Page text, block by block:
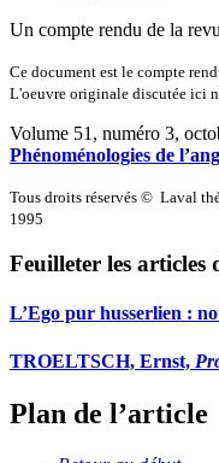
Un compte rendu de la
Ce document est le compte
L'oeuvre originale discutée ici
Volume 51, numéro 3,
Phénoménologies de
Tous droits réservés © Laval
1995
Feuilleter les articles
L’Ego pur husserlien :
TROELTSCH, Ernst,
Plan de l’article